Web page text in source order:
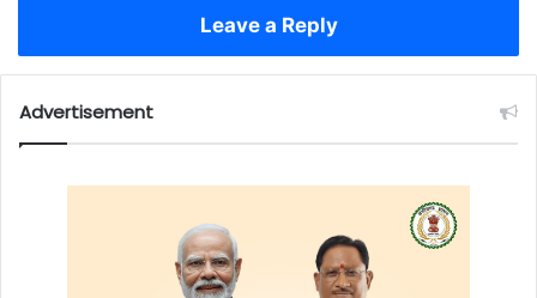
Leave a Reply
Advertisement